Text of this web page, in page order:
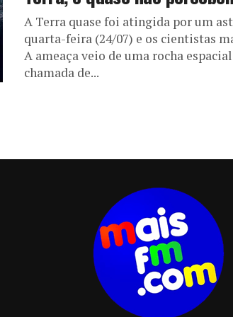
A Terra quase foi atingida por um
quarta-feira (24/07) e os cientistas
A ameaça veio de uma rocha
chamada de...